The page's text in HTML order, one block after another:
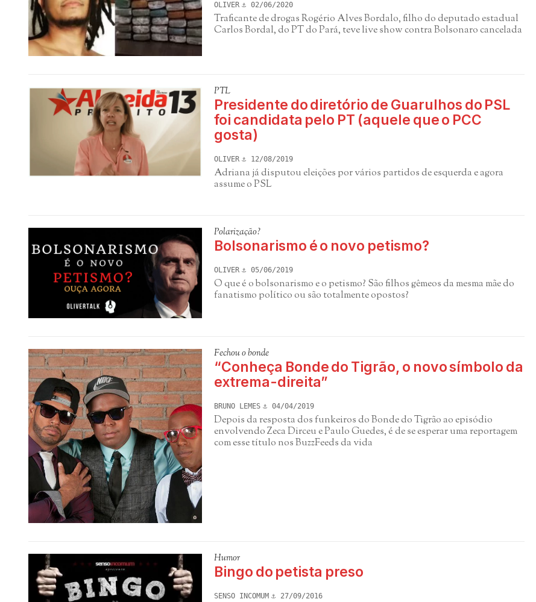
OLIVER 02/06/2020
Traficante de drogas Rogério Alves Bordalo, filho do deputado estadual
Carlos Bordal, do PT do Pará, teve live show contra Bolsonaro cancelada
PTL
Presidente do diretório de Guarulhos do PSL
foi candidata pelo PT (aquele que o PCC
gosta)
OLIVER 12/08/2019
Adriana já disputou eleições por vários partidos de esquerda e agora
assume o PSL
Polarização?
Bolsonarismo é o novo petismo?
OLIVER 05/06/2019
O que é o bolsonarismo e o petismo? São filhos gêmeos da mesma mãe do
fanatismo político ou são totalmente opostos?
Fechou o bonde
“Conheça Bonde do Tigrão, o novo símbolo da
extrema-direita”
BRUNO LEMES 04/04/2019
Depois da resposta dos funkeiros do Bonde do Tigrão ao episódio
envolvendo Zeca Dirceu e Paulo Guedes, é de se esperar uma reportagem
com esse título nos BuzzFeeds da vida
Humor
Bingo do petista preso
SENSO INCOMUM 27/09/2016